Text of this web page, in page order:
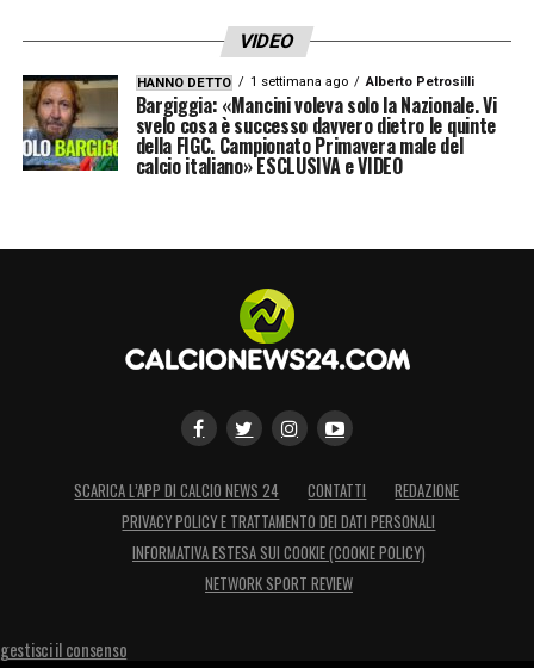
VIDEO
HANNO DETTO 1 settimana ago Alberto Petrosilli
Bargiggia: «Mancini voleva solo la Nazionale. Vi
svelo cosa è successo davvero dietro le quinte
della FIGC. Campionato Primavera male del
calcio italiano» ESCLUSIVA e VIDEO
SCARICA L’APP DI CALCIO NEWS 24 CONTATTI
REDAZIONE
PRIVACY POLICY E TRATTAMENTO DEI DATI PERSONALI
INFORMATIVA ESTESA SUI COOKIE (COOKIE POLICY)
NETWORK SPORT REVIEW
gestisci il consenso